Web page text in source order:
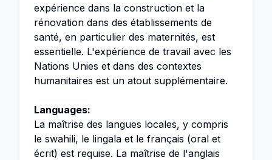
expérience dans la construction et la
rénovation dans des établissements de
santé, en particulier des maternités, est
essentielle. L'expérience de travail avec les
Nations Unies et dans des contextes
humanitaires est un atout supplémentaire.
Languages:
La maîtrise des langues locales, y compris
le swahili, le lingala et le français (oral et
écrit) est requise. La maîtrise de l'anglais